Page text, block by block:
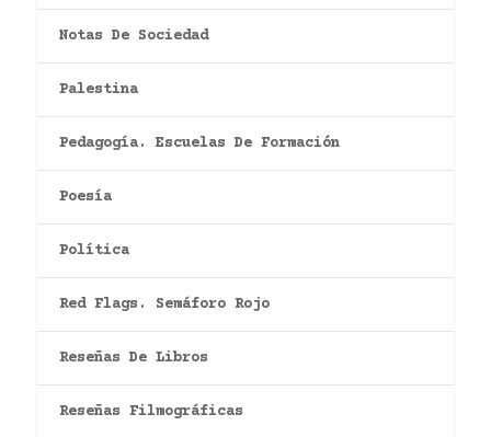
Notas De Sociedad
Palestina
Pedagogía. Escuelas De Formación
Poesía
Política
Red Flags. Semáforo Rojo
Reseñas De Libros
Reseñas Filmográficas